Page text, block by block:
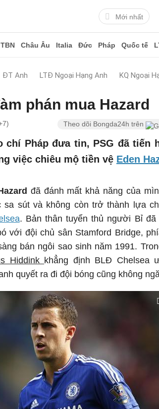
Mới nhất
TBN Châu Âu Italia Đức Pháp Quốc tế
ĐT Anh LTĐ Ngoại Hạng Anh KQ Ngoại
phán mua Hazard
Theo dõi Bongda24h trên
chí Pháp đưa tin, PSG đã tiến
việc chiêu mộ tiền vệ Eden
đã đánh mất khả năng của
sa sút và không còn trở thành lựa
. Bản thân tuyển thủ người Bỉ đã
với đội chủ sân Stamford Bridge,
bán ngôi sao sinh năm 1991.
Hiddink khẳng định BLĐ Chelsea
quyết ra đi đội bóng cũng không